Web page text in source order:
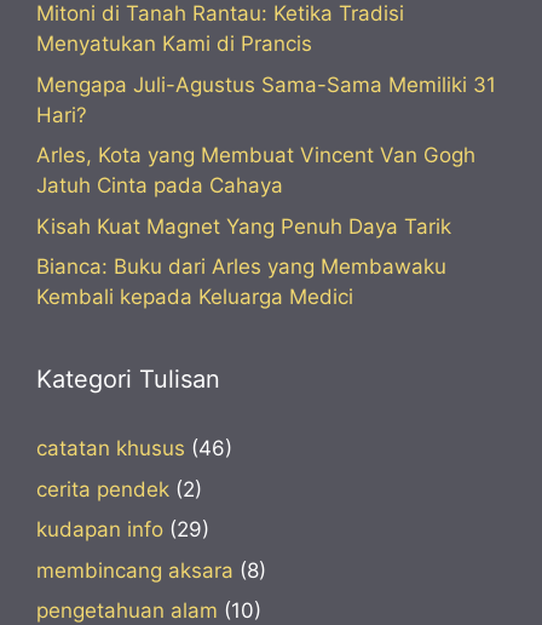
Mitoni di Tanah Rantau: Ketika Tradisi
Menyatukan Kami di Prancis
Mengapa Juli-Agustus Sama-Sama Memiliki 31
Hari?
Arles, Kota yang Membuat Vincent Van Gogh
Jatuh Cinta pada Cahaya
Kisah Kuat Magnet Yang Penuh Daya Tarik
Bianca: Buku dari Arles yang Membawaku
Kembali kepada Keluarga Medici
Kategori Tulisan
catatan khusus (46)
cerita pendek (2)
kudapan info (29)
membincang aksara (8)
pengetahuan alam (10)